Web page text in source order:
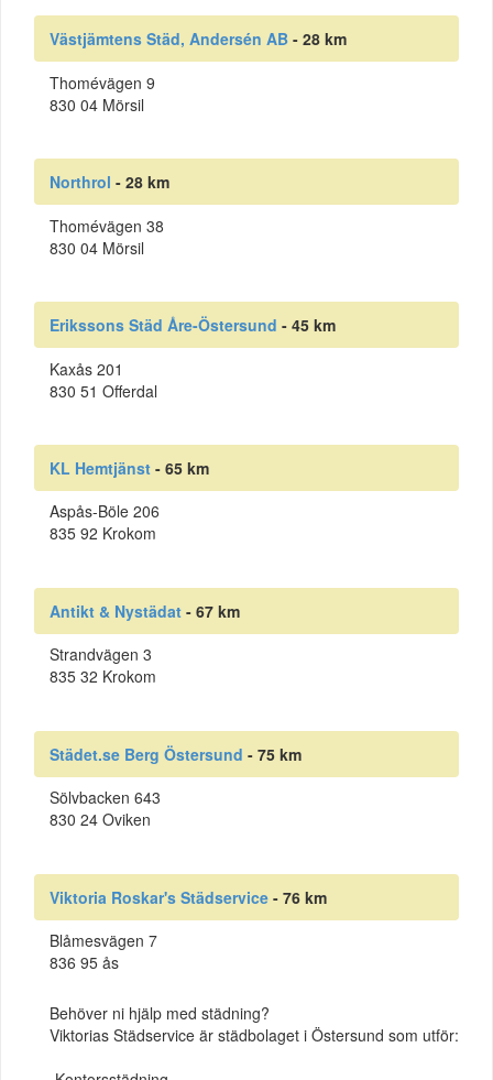
Västjämtens Städ, Andersén AB - 28 km
Thomévägen 9
830 04 Mörsil
Northrol - 28 km
Thomévägen 38
830 04 Mörsil
Erikssons Städ Åre-Östersund - 45 km
Kaxås 201
830 51 Offerdal
KL Hemtjänst - 65 km
Aspås-Böle 206
835 92 Krokom
Antikt & Nystädat - 67 km
Strandvägen 3
835 32 Krokom
Städet.se Berg Östersund - 75 km
Sölvbacken 643
830 24 Oviken
Viktoria Roskar's Städservice - 76 km
Blåmesvägen 7
836 95 ås
Behöver ni hjälp med städning?
Viktorias Städservice är städbolaget i Östersund som utför: